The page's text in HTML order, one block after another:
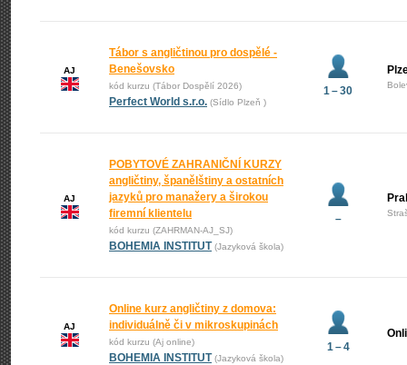
AJ
Tábor s angličtinou pro dospělé -
Benešovsko
kód kurzu (Tábor Dospělí 2026)
Perfect World s.r.o. (Sídlo Plzeň )
1 – 30
AJ
POBYTOVÉ ZAHRANIČNÍ KURZY
angličtiny, španělštiny a ostatních
jazyků pro manažery a širokou
firemní klientelu
kód kurzu (ZAHRMAN-AJ_SJ)
BOHEMIA INSTITUT (Jazyková škola)
–
AJ
Online kurz angličtiny z domova:
individuálně či v mikroskupinách
kód kurzu (Aj online)
BOHEMIA INSTITUT (Jazyková škola)
1 – 4